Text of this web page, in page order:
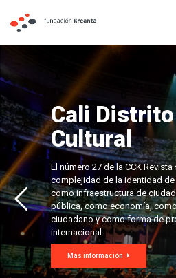
Cali Distrito
Cultural
El número 27 de la CCK
complejidad de la identidad de
como infraestructura de
pública, como economía,
ciudadano y como forma de
internacional.
Más información